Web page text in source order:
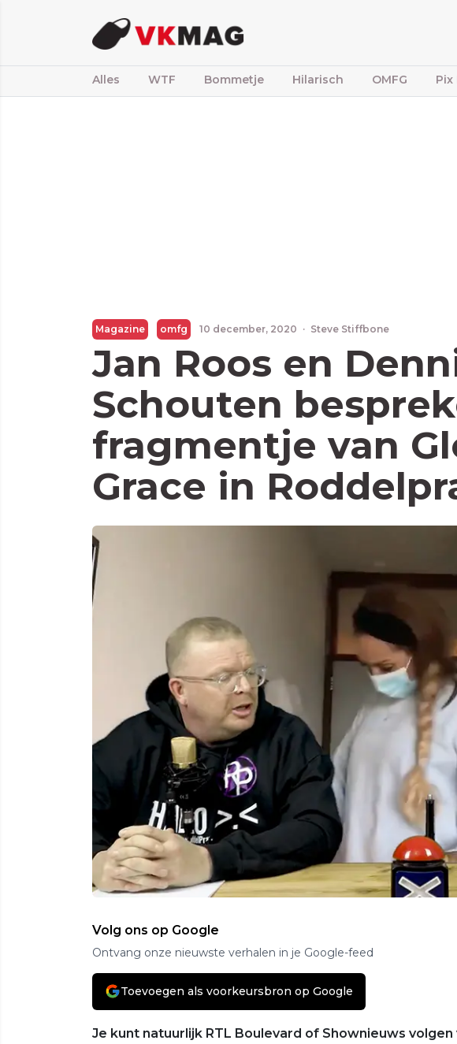
Alles WTF Bommetje Hilarisch OMFG Pix
Magazine omfg 10 december, 2020 · Steve Stiffbone
Jan Roos en
Schouten
fragmentje van
Grace in
Volg ons op Google
Ontvang onze nieuwste verhalen in je Google-feed
Toevoegen als voorkeursbron op Google
Je kunt natuurlijk RTL Boulevard of Shownieuws